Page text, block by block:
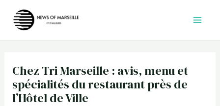
Chez Tri Marseille : avis, menu et
spécialités du restaurant près de
l’Hôtel de Ville